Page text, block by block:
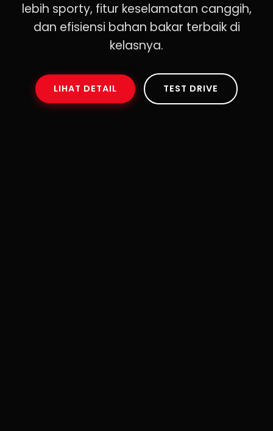
lebih sporty, fitur keselamatan canggih,
dan efisiensi bahan bakar terbaik di
kelasnya.
LIHAT DETAIL TEST DRIVE